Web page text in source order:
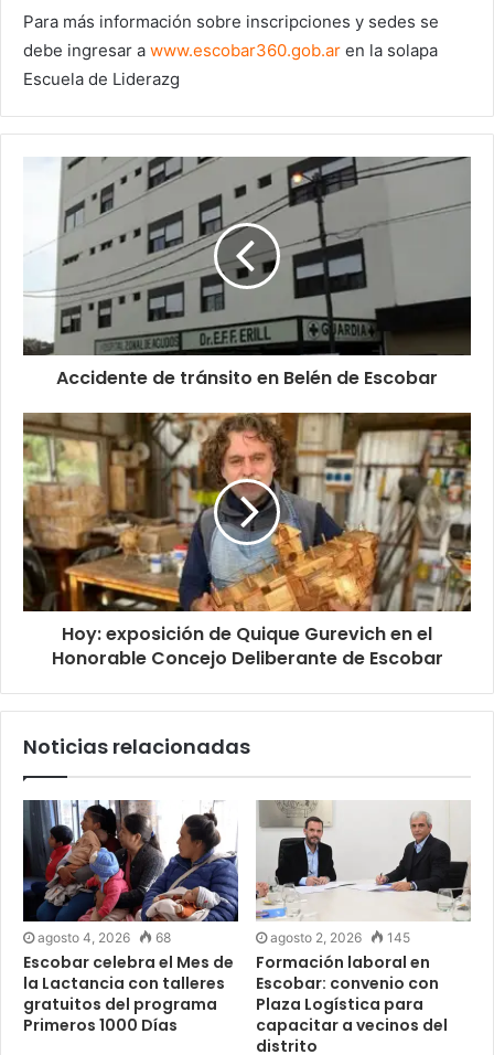
Para más información sobre inscripciones y sedes se
debe ingresar a www.escobar360.gob.ar en la solapa
Escuela de Liderazg
Accidente de tránsito en Belén de Escobar
Hoy: exposición de Quique Gurevich en el
Honorable Concejo Deliberante de Escobar
Noticias relacionadas
agosto 4, 2026 68
Escobar celebra el Mes de
la Lactancia con talleres
gratuitos del programa
Primeros 1000 Días
agosto 2, 2026 145
Formación laboral en
Escobar: convenio con
Plaza Logística para
capacitar a vecinos del
distrito